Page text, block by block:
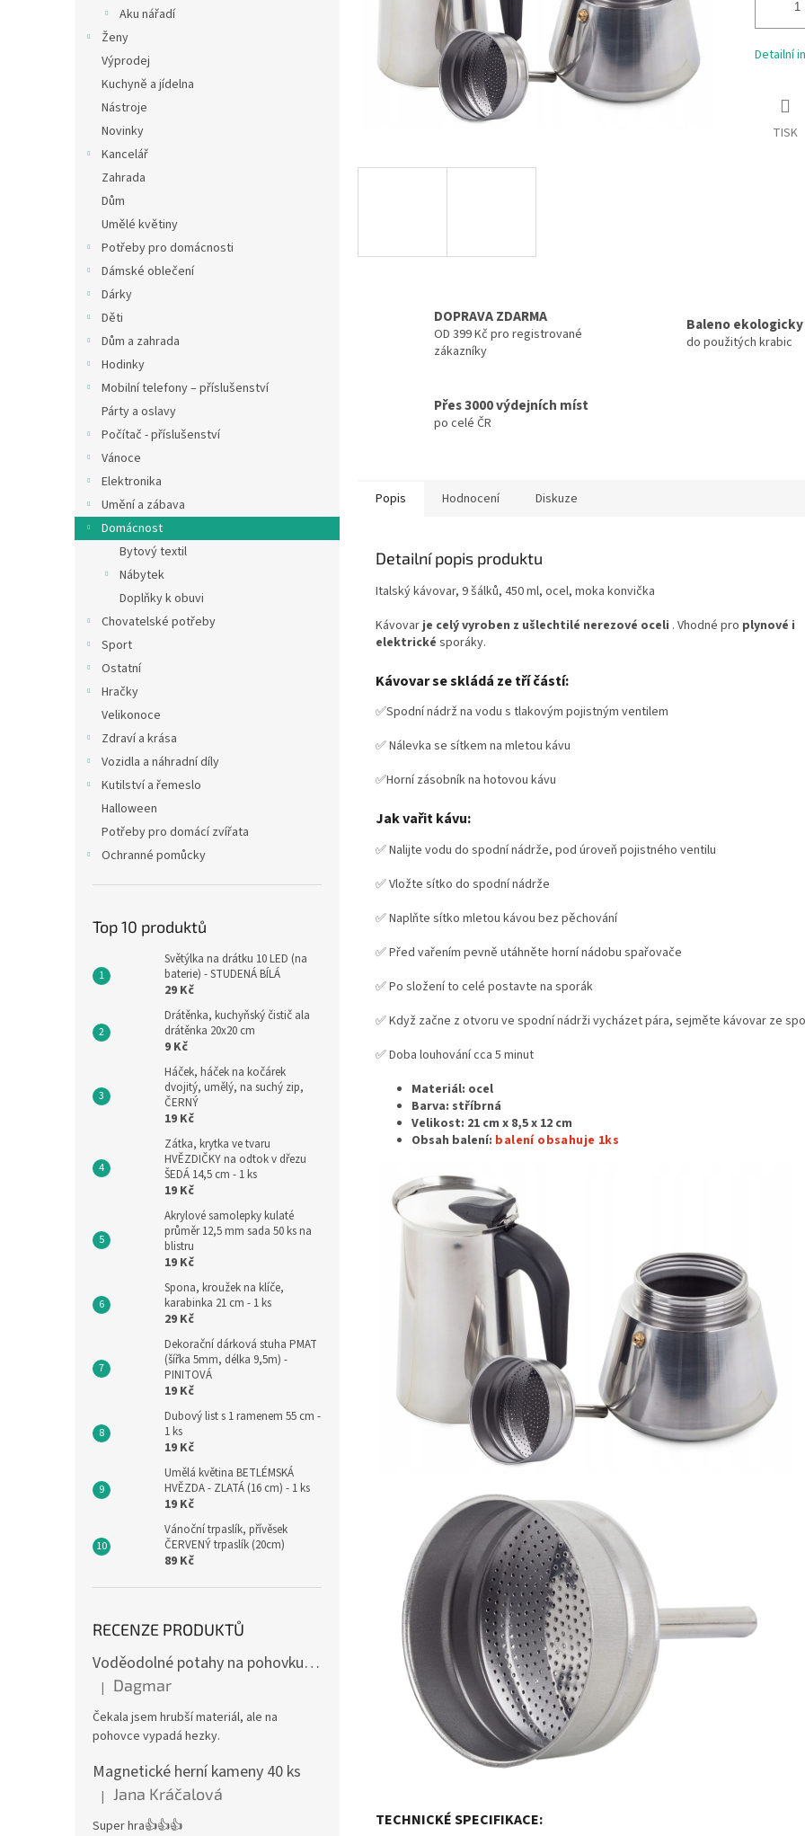
Aku nářadí
Ženy
Výprodej
Kuchyně a jídelna
Nástroje
Novinky
Kancelář
Zahrada
Dům
Umělé květiny
Potřeby pro domácnosti
Dámské oblečení
Dárky
Děti
Dům a zahrada
Hodinky
Mobilní telefony – příslušenství
Párty a oslavy
Počítač - příslušenství
Vánoce
Elektronika
Umění a zábava
Domácnost
Bytový textil
Nábytek
Doplňky k obuvi
Chovatelské potřeby
Sport
Ostatní
Hračky
Velikonoce
Zdraví a krása
Vozidla a náhradní díly
Kutilství a řemeslo
Halloween
Potřeby pro domácí zvířata
Ochranné pomůcky
Top 10 produktů
Světýlka na drátku 10 LED (na
baterie) - STUDENÁ BÍLÁ
29 Kč
Drátěnka, kuchyňský čistič ala
drátěnka 20x20 cm
9 Kč
Háček, háček na kočárek
dvojitý, umělý, na suchý zip,
ČERNÝ
19 Kč
Zátka, krytka ve tvaru
HVĚZDIČKY na odtok v dřezu
ŠEDÁ 14,5 cm - 1 ks
19 Kč
Akrylové samolepky kulaté
průměr 12,5 mm sada 50 ks na
blistru
19 Kč
Spona, kroužek na klíče,
karabinka 21 cm - 1 ks
29 Kč
Dekorační dárková stuha PMAT
(šířka 5mm, délka 9,5m) -
PINITOVÁ
19 Kč
Dubový list s 1 ramenem 55 cm -
1 ks
19 Kč
Umělá květina BETLÉMSKÁ
HVĚZDA - ZLATÁ (16 cm) - 1 ks
19 Kč
Vánoční trpaslík, přívěsek
ČERVENÝ trpaslík (20cm)
89 Kč
RECENZE PRODUKTŮ
Voděodolné potahy na pohovku se vzorem
Hodnocení produktu je 4 z 5 hvězdiček.
| Dagmar
Čekala jsem hrubší materiál, ale na
pohovce vypadá hezky.
Magnetické herní kameny 40 ks
Hodnocení produktu je 5 z 5 hvězdiček.
| Jana Kráčalová
Super hra👍👍👍
Detailní
TISK
DOPRAVA ZDARMA
OD 399 Kč pro registrované
zákazníky
Baleno ekologicky
do použitých krabic
Přes 3000 výdejních míst
po celé ČR
Popis Hodnocení Diskuze
Detailní popis produktu
Italský kávovar, 9 šálků, 450 ml, ocel, moka konvička
Kávovar je celý vyroben z ušlechtilé nerezové oceli . Vhodné pro plynové i
elektrické sporáky.
Kávovar se skládá ze tří částí:
✅Spodní nádrž na vodu s tlakovým pojistným ventilem
✅ Nálevka se sítkem na mletou kávu
✅Horní zásobník na hotovou kávu
Jak vařit kávu:
✅ Nalijte vodu do spodní nádrže, pod úroveň pojistného ventilu
✅ Vložte sítko do spodní nádrže
✅ Naplňte sítko mletou kávou bez pěchování
✅ Před vařením pevně utáhněte horní nádobu spařovače
✅ Po složení to celé postavte na sporák
✅ Když začne z otvoru ve spodní nádrži vycházet pára, sejměte kávovar ze
✅ Doba louhování cca 5 minut
Materiál: ocel
Barva: stříbrná
Velikost: 21 cm x 8,5 x 12 cm
Obsah balení: balení obsahuje 1ks
TECHNICKÉ SPECIFIKACE: